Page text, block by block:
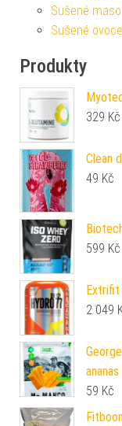
Sušené maso
Sušené ovoce
Produkty
329 Kč
Clean
49 Kč
599 Kč
2 049
ananas
59 Kč